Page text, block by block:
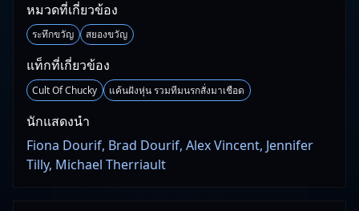
หมวดที่เกี่ยวข้อง
ระทึกขวัญ สยองขวัญ
แท็กที่เกี่ยวข้อง
Cult Of Chucky แค้นฝังหุ่น รวมทีมนรกสั่งมาเชือด
นักแสดงนำ
Fiona Dourif, Brad Dourif, Alex Vincent, Jennifer
Tilly, Michael Therriault